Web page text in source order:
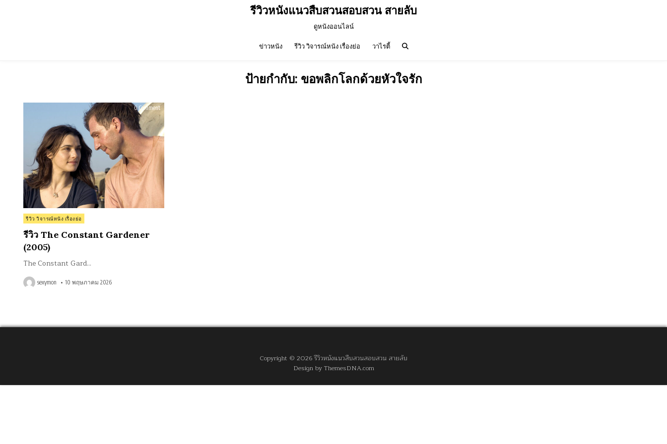
รีวิวหนังแนวสืบสวนสอบสวน สายลับ
ดูหนังออนไลน์
ข่าวหนัง รีวิว วิจารณ์หนัง เรื่องย่อ วาไรตี้
ป้ายกำกับ: ขอพลิกโลกด้วยหัวใจรัก
0 Commenton
รีวิว
The
Constant
Gardener
(2005)
Posted
in
รีวิว วิจารณ์หนัง เรื่องย่อ
รีวิว The Constant Gardener
(2005)
The Constant Gard…
sexymon 10 พฤษภาคม 2026
Copyright © 2026 รีวิวหนังแนวสืบสวนสอบสวน สายลับ
Design by ThemesDNA.com